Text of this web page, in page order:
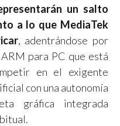
un salto
a lo que MediaTek
, adentrándose por
para PC que está
en el exigente
con una autonomía
gráfica integrada